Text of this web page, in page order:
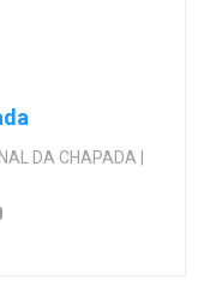
DA CHAPADA |